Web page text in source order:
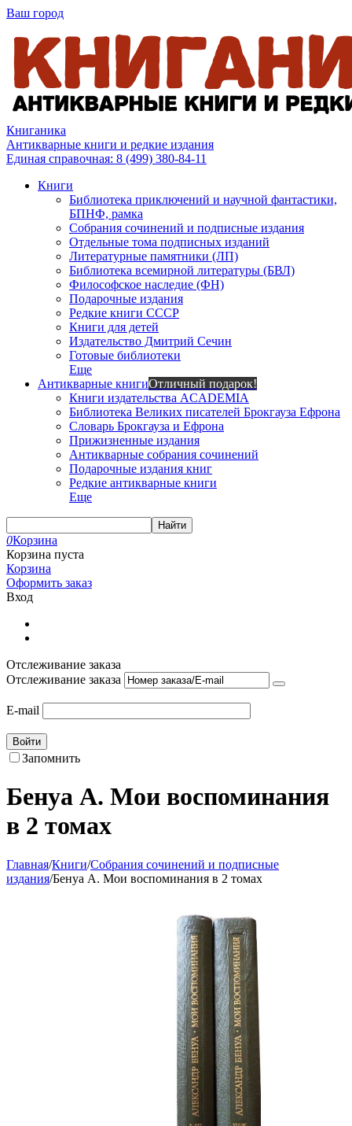
Ваш город
Книганика
Антикварные книги и редкие издания
Единая справочная: 8 (499) 380-84-11
Книги
Библиотека приключений и научной фантастики,
БПНФ, рамка
Собрания сочинений и подписные издания
Отдельные тома подписных изданий
Литературные памятники (ЛП)
Библиотека всемирной литературы (БВЛ)
Философское наследие (ФН)
Подарочные издания
Редкие книги СССР
Книги для детей
Издательство Дмитрий Сечин
Готовые библиотеки
Еще
Антикварные книгиОтличный подарок!
Книги издательства ACADEMIA
Библиотека Великих писателей Брокгауза Ефрона
Словарь Брокгауза и Ефрона
Прижизненные издания
Антикварные собрания сочинений
Подарочные издания книг
Редкие антикварные книги
Еще
Найти
0Корзина
Корзина пуста
Корзина
Оформить заказ
Вход
Отслеживание заказа
Отслеживание заказа
E-mail
Войти
Запомнить
Бенуа А. Мои воспоминания
в 2 томах
Главная/Книги/Собрания сочинений и подписные
издания/Бенуа А. Мои воспоминания в 2 томах